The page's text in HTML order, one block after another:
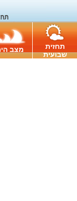
תחזית
שבועית
מצב